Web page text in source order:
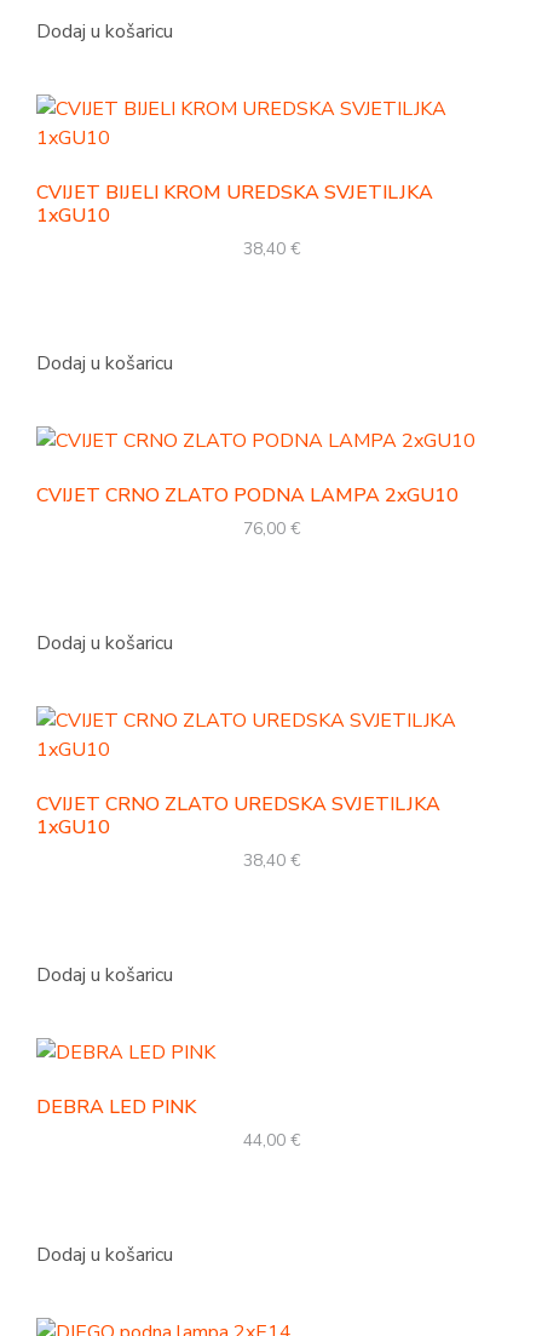
Dodaj u košaricu
CVIJET BIJELI KROM UREDSKA SVJETILJKA
1xGU10
38,40 €
Dodaj u košaricu
CVIJET CRNO ZLATO PODNA LAMPA 2xGU10
76,00 €
Dodaj u košaricu
CVIJET CRNO ZLATO UREDSKA SVJETILJKA
1xGU10
38,40 €
Dodaj u košaricu
DEBRA LED PINK
44,00 €
Dodaj u košaricu